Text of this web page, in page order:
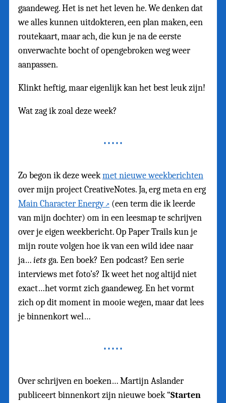
gaandeweg. Het is net het leven he. We denken dat
we alles kunnen uitdokteren, een plan maken, een
routekaart, maar ach, die kun je na de eerste
onverwachte bocht of opengebroken weg weer
aanpassen.
Klinkt heftig, maar eigenlijk kan het best leuk zijn!
Wat zag ik zoal deze week?
Zo begon ik deze weekmet nieuwe weekberichten
over mijn project CreativeNotes. Ja, erg meta en erg
Main Character Energy
(een term die ik leerde
van mijn dochter) om in een leesmap te schrijven
over je eigen weekbericht. Op Paper Trails kun je
mijn route volgen hoe ik van een wild idee naar
ja…ietsga. Een boek? Een podcast? Een serie
interviews met foto’s? Ik weet het nog altijd niet
exact…het vormt zich gaandeweg. En het vormt
zich op dit moment in mooie wegen, maar dat lees
je binnenkort wel…
Over schrijven en boeken… Martijn Aslander
publiceert binnenkort zijn nieuwe boek “Starten